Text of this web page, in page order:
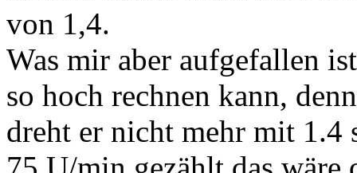
von 1,4.
Was mir aber aufgefallen
so hoch rechnen kann,
dreht er nicht mehr mit 1.4